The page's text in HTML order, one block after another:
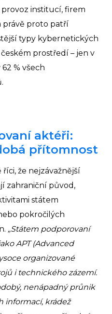
institucí, firem
právě proto patří
typy kybernetických
prostředí – jen v
% všech
aktéři:
přítomnost
že nejzávažnější
zahraniční původ,
státem
pokročilých
„Státem podporovaní
APT (Advanced
organizované
i technického zázemí.
nenápadný průnik
informací, krádež